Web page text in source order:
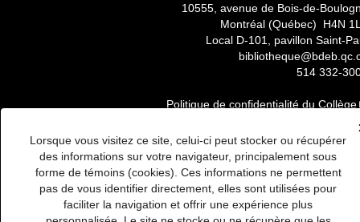
10555, avenue de Bois-de-
Montréal (Québec) H4N
Local D-101, pavillon Saint-
514 332-
Politique de confidentialité du Collège
Lorsque vous visitez ce site, celui-ci peut stocker ou récupérer
des informations sur votre navigateur, principalement sous
forme de témoins (cookies). Ces informations ne permettent
pas de vous identifier directement, elles sont utilisées pour
faciliter la navigation et offrir une expérience plus